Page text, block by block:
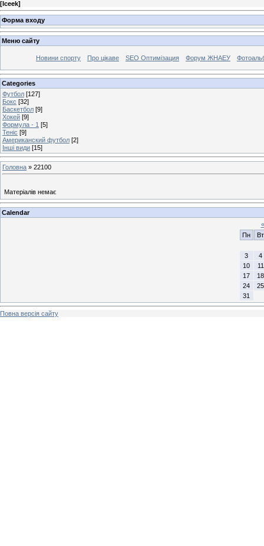
[Iceek]
Форма входу
Меню сайту
Новини спорту Про цікаве SEO Оптимізация Форум ЖНАЕУ
Categories
Футбол [127]
Бокс [32]
Баскетбол [9]
Хокей [9]
Формула - 1 [5]
Теніс [9]
Американский футбол [2]
Інші види [15]
Головна » 22100
Матеріалів немає
Calendar
«
Пн
Вт
3
4
10
11
17
18
24
25
31
Повна версія сайту